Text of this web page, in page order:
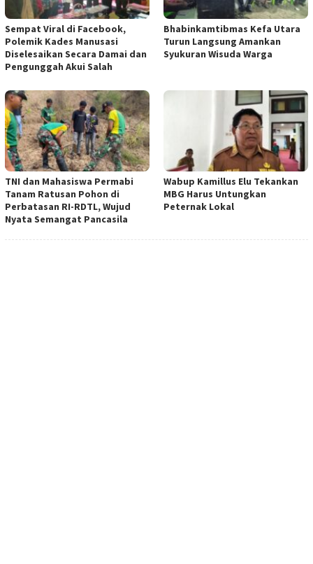
Sempat Viral di Facebook,
Polemik Kades Manusasi
Diselesaikan Secara Damai dan
Pengunggah Akui Salah
Bhabinkamtibmas Kefa Utara
Turun Langsung Amankan
Syukuran Wisuda Warga
TNI dan Mahasiswa Permabi
Tanam Ratusan Pohon di
Perbatasan RI-RDTL, Wujud
Nyata Semangat Pancasila
Wabup Kamillus Elu Tekankan
MBG Harus Untungkan
Peternak Lokal